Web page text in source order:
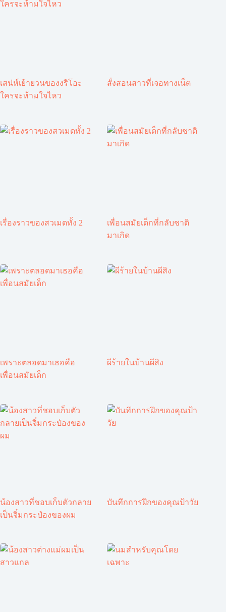
เสน่ห์เย้ายวนของงริโอะ
ใครจะห้ามใจไหว
สั่งสอนสาวที่เจอทางเน็ต
เรื่องราวของสวเมดทั้ง 2
เพื่อนสมัยเด็กที่กลับชาติ
มาเกิด
เพราะตลอดมาเธอคือ
เพื่อนสมัยเด็ก
ผีร้ายในบ้านผีสิง
น้องสาวที่ชอบเก็บตัวกลาย
เป็นจิ๋มกระป๋องของผม
บันทึกการฝึกของคุณป้าวัย